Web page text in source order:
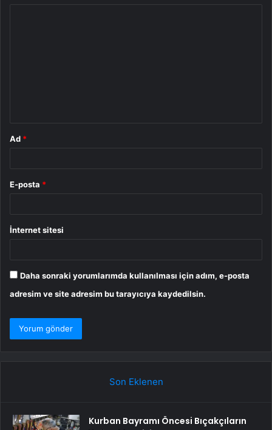
Ad *
E-posta *
İnternet sitesi
Daha sonraki yorumlarımda kullanılması için adım, e-posta
adresim ve site adresim bu tarayıcıya kaydedilsin.
Son Eklenen
Kurban Bayramı Öncesi Bıçakçıların